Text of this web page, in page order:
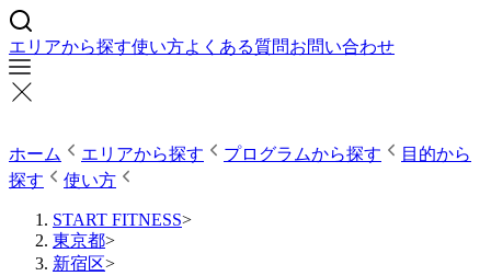
エリアから探す使い方よくある質問お問い合わせ
ホーム エリアから探す プログラムから探す
目的から
探す
使い方
START FITNESS>
東京都>
新宿区>